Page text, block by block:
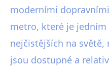
moderními
metro, které je jedním
nejčistějších na
jsou dostupné a